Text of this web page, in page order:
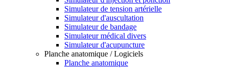
Simulateur de tension artérielle
Simulateur d'auscultation
Simulateur de bandage
Simulateur médical divers
Simulateur d'acupuncture
Planche anatomique / Logiciels
Planche anatomique